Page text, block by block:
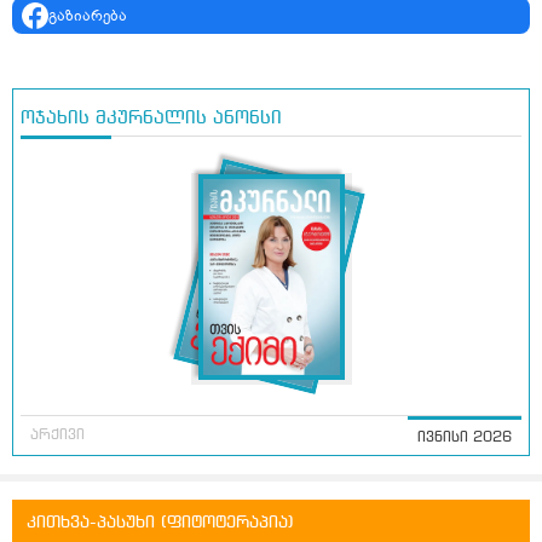
გაზიარება
ოჯახის მკურნალის ანონსი
არქივი ივნისი 2026
კითხვა-პასუხი (ფიტოტერაპია)